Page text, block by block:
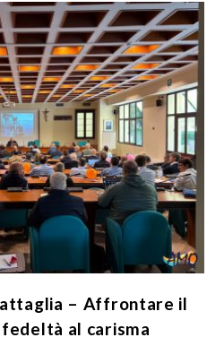
– Affrontare il
al carisma